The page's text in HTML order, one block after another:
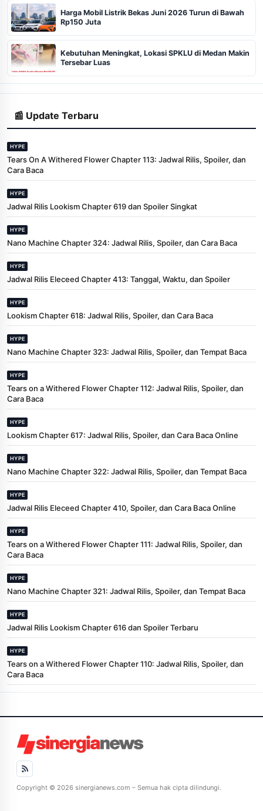
Harga Mobil Listrik Bekas Juni 2026 Turun di Bawah
Rp150 Juta
Kebutuhan Meningkat, Lokasi SPKLU di Medan Makin
Tersebar Luas
📰 Update Terbaru
HYPE
Tears On A Withered Flower Chapter 113: Jadwal Rilis, Spoiler, dan
Cara Baca
HYPE
Jadwal Rilis Lookism Chapter 619 dan Spoiler Singkat
HYPE
Nano Machine Chapter 324: Jadwal Rilis, Spoiler, dan Cara Baca
HYPE
Jadwal Rilis Eleceed Chapter 413: Tanggal, Waktu, dan Spoiler
HYPE
Lookism Chapter 618: Jadwal Rilis, Spoiler, dan Cara Baca
HYPE
Nano Machine Chapter 323: Jadwal Rilis, Spoiler, dan Tempat Baca
HYPE
Tears on a Withered Flower Chapter 112: Jadwal Rilis, Spoiler, dan
Cara Baca
HYPE
Lookism Chapter 617: Jadwal Rilis, Spoiler, dan Cara Baca Online
HYPE
Nano Machine Chapter 322: Jadwal Rilis, Spoiler, dan Tempat Baca
HYPE
Jadwal Rilis Eleceed Chapter 410, Spoiler, dan Cara Baca Online
HYPE
Tears on a Withered Flower Chapter 111: Jadwal Rilis, Spoiler, dan
Cara Baca
HYPE
Nano Machine Chapter 321: Jadwal Rilis, Spoiler, dan Tempat Baca
HYPE
Jadwal Rilis Lookism Chapter 616 dan Spoiler Terbaru
HYPE
Tears on a Withered Flower Chapter 110: Jadwal Rilis, Spoiler, dan
Cara Baca
Copyright © 2026 sinergianews.com – Semua hak cipta dilindungi.